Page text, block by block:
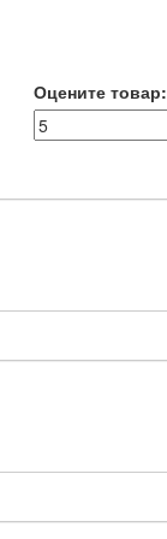
Оцените товар: